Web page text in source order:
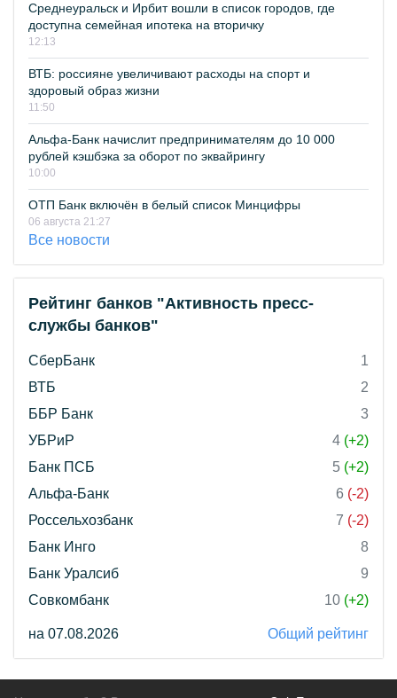
Среднеуральск и Ирбит вошли в список городов, где
доступна семейная ипотека на вторичку
12:13
ВТБ: россияне увеличивают расходы на спорт и
здоровый образ жизни
11:50
Альфа-Банк начислит предпринимателям до 10 000
рублей кэшбэка за оборот по эквайрингу
10:00
ОТП Банк включён в белый список Минцифры
06 августа 21:27
Все новости
Рейтинг банков "Активность пресс-
службы банков"
СберБанк
1
ВТБ
2
ББР Банк
3
УБРиР
4 (+2)
Банк ПСБ
5 (+2)
Альфа-Банк
6 (-2)
Россельхозбанк
7 (-2)
Банк Инго
8
Банк Уралсиб
9
Совкомбанк
10 (+2)
на 07.08.2026 Общий рейтинг